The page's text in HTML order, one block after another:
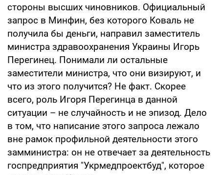
стороны высших чиновников. Официальный
запрос в Минфин, без которого Коваль не
получила бы деньги, направил заместитель
министра здравоохранения Украины Игорь
Перегинец. Понимали ли остальные
заместители министра, что они визируют, и
что из этого получится? Не факт. Скорее
всего, роль Игоря Перегинца в данной
ситуации – не случайность и не эпизод. Дело
в том, что написание этого запроса лежало
вне рамок профильной деятельности этого
замминистра: он не отвечает за деятельность
госпредприятия "Укрмедпроектбуд", которое